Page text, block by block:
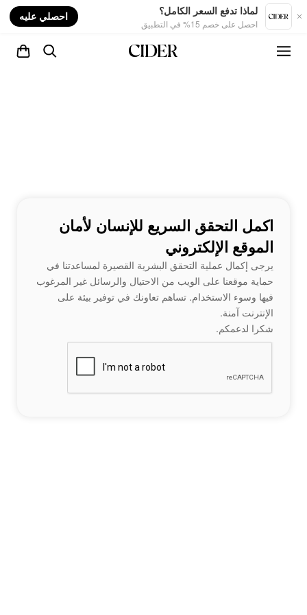
لماذا تدفع السعر الكامل؟
احصل على خصم 15% في التطبيق
احصلي عليه
اكمل التحقق السريع للإنسان لأمان
الموقع الإلكتروني
يرجى إكمال عملية التحقق البشرية القصيرة لمساعدتنا في
حماية موقعنا على الويب من الاحتيال والرسائل غير المرغوب
فيها وسوء الاستخدام. تساهم تعاونك في توفير بيئة على
الإنترنت آمنة.
شكرا لدعمكم.